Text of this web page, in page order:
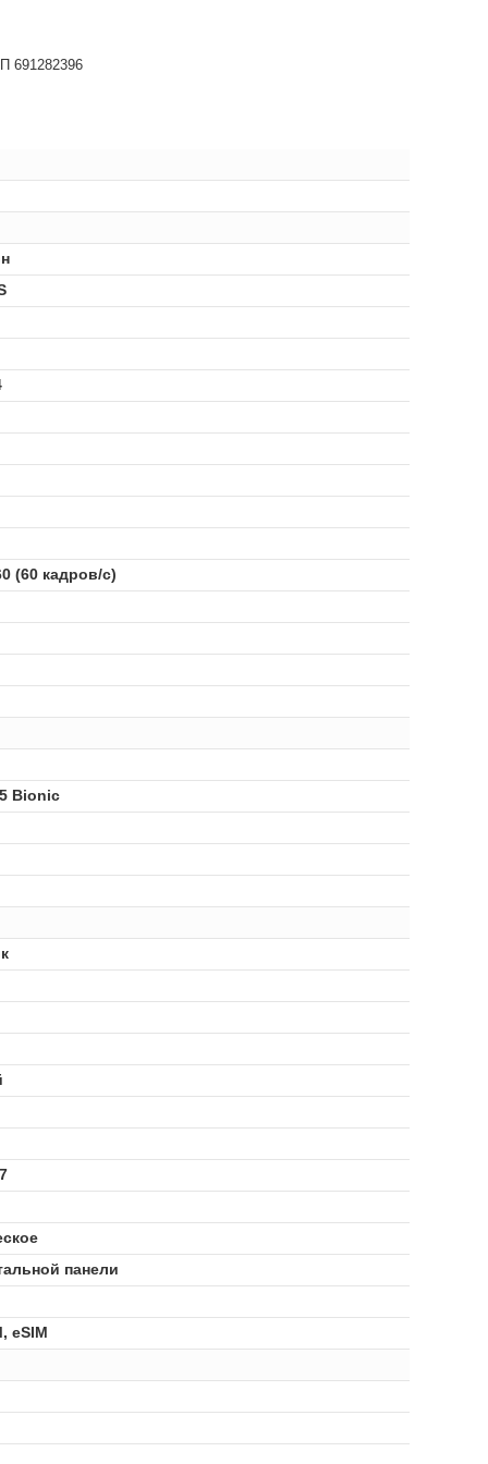
691282396
(60 кадров/с)
Bionic
панели
eSIM